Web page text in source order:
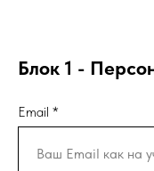
Блок 1 -
Email *